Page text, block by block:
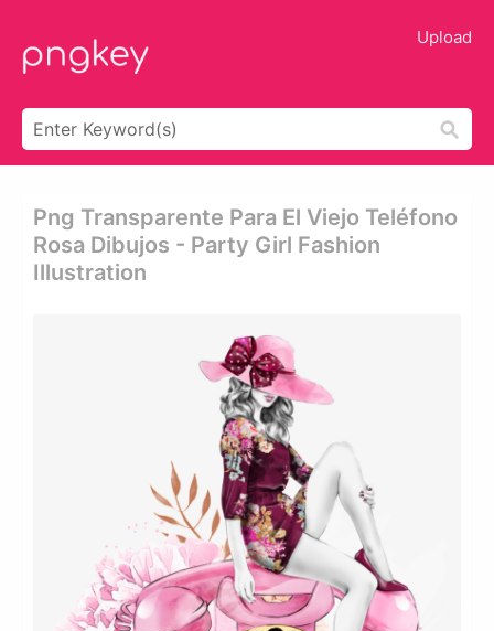
Upload
Png Transparente Para El Viejo Teléfono
Rosa Dibujos - Party Girl Fashion
Illustration